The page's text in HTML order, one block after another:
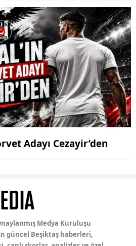
Adayı Cezayir’den
Medya Kuruluşu
güncel Beşiktaş haberleri,